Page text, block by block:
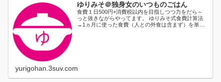
ゆりみそ＠独身女のいつものごはん
食費１日500円+消費税以内を目指しつつ力をだら～
っと抜きながらやってます。 ゆりみそ式食費計算法
→1ヵ月に使った食費（人との外食は含まず）を単純
yurigohan.3suv.com